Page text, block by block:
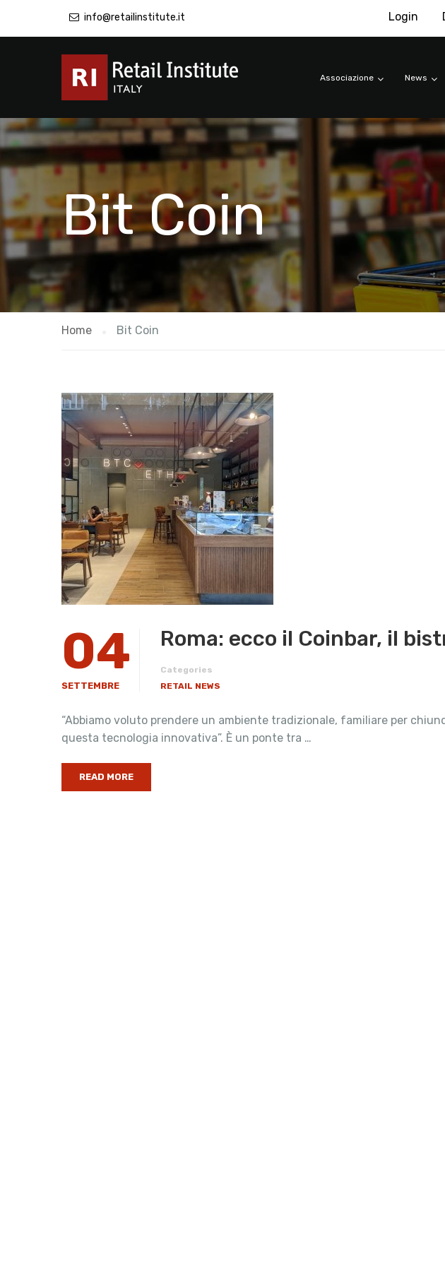
info@retailinstitute.it Login
Associazione News
Bit Coin
Home Bit Coin
04
SETTEMBRE
Roma: ecco il Coinbar, il
Categories
RETAIL NEWS
“Abbiamo voluto prendere un ambiente tradizionale, familiare per
questa tecnologia innovativa”. È un ponte tra …
READ MORE